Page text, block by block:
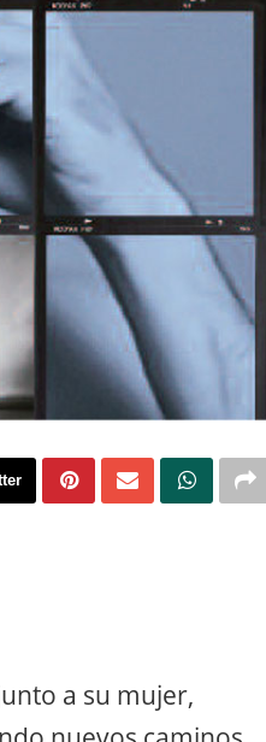
a su mujer,